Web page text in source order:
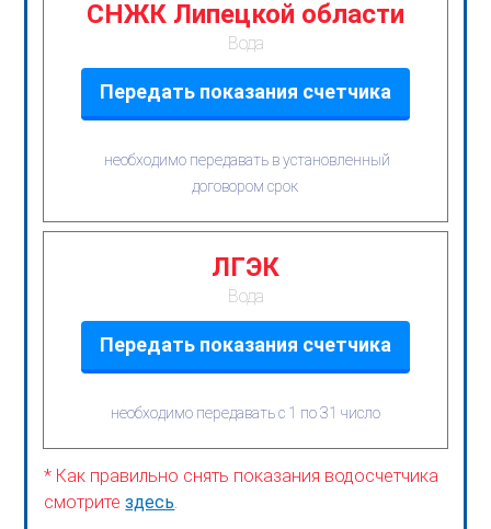
СНЖК Липецкой области
Вода
Передать показания счетчика
необходимо передавать в установленный
договором срок
ЛГЭК
Вода
Передать показания счетчика
необходимо передавать с 1 по 31 число
* Как правильно снять показания водосчетчика
смотритездесь